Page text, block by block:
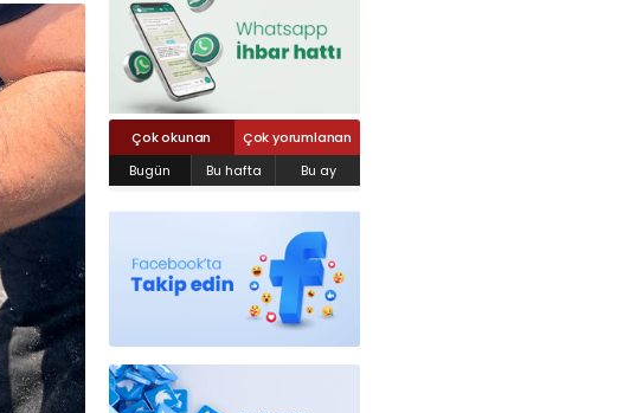
Çok okunan
Çok yorumlanan
Bugün
Bu hafta Bu ay
Yahya Kaptan Mahallesi Akkavaklar
kocaelisokak@gmail.com